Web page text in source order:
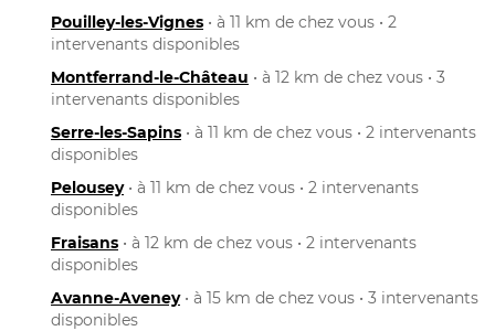
Pouilley-les-Vignes • à 11 km de chez vous • 2
intervenants disponibles
Montferrand-le-Château • à 12 km de chez vous • 3
intervenants disponibles
Serre-les-Sapins • à 11 km de chez vous • 2 intervenants
disponibles
Pelousey• à 11 km de chez vous • 2 intervenants
disponibles
Fraisans • à 12 km de chez vous • 2 intervenants
disponibles
Avanne-Aveney• à 15 km de chez vous • 3 intervenants
disponibles